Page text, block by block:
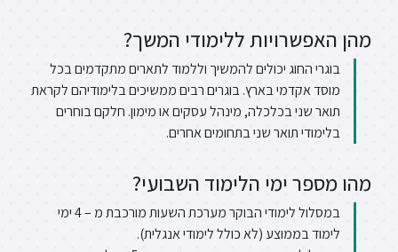
מהן האפשרויות ללימודי המשך?
בוגרי החוג יכולים להמשיך וללמוד לתארים מתקדמים בכל
מוסד אקדמי בארץ. בוגרים רבים ממשיכים בלימודיהם לקראת
תואר שני בכלכלה, מינהל עסקים או מימון. חלקם בוחרים
בלימודי תואר שני בתחומים אחרים.
מהו מספר ימי הלימוד השבועי?
במסלול לימודי הבוקר מערכת השעות מורכבת מ – 4 ימי
לימוד בממוצע (לא כולל לימודי אנגלית).